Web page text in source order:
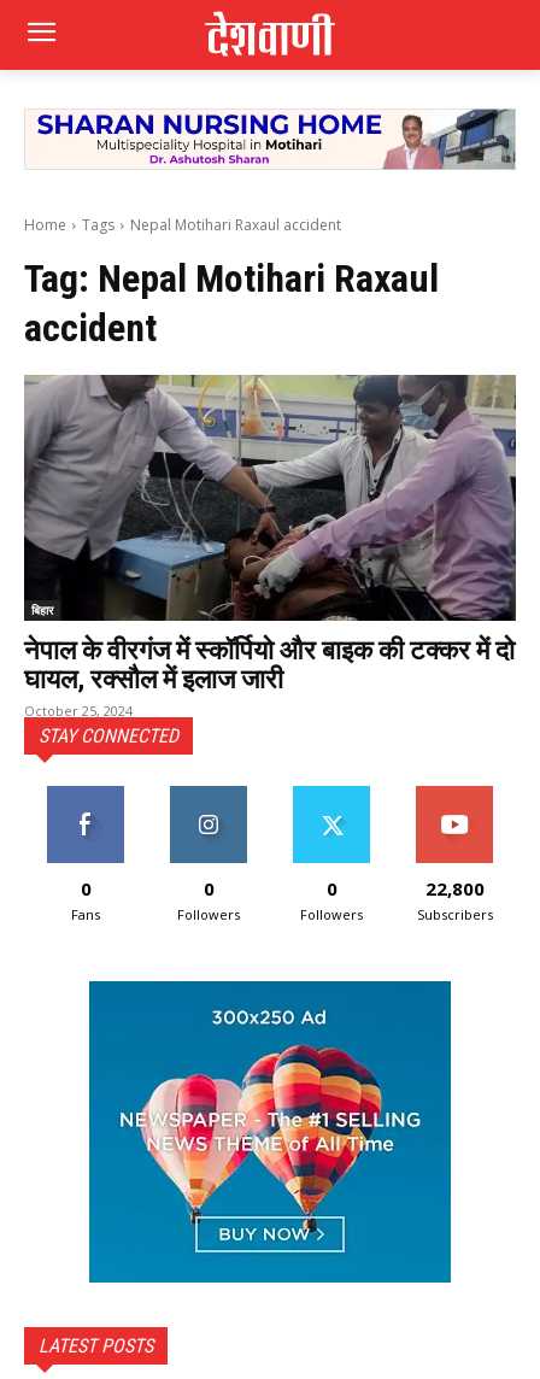
Home Tags Nepal Motihari Raxaul accident
Tag: Nepal Motihari Raxaul
accident
बिहार
नेपाल के वीरगंज में स्कॉर्पियो और बाइक की टक्कर में दो
घायल, रक्सौल में इलाज जारी
October 25, 2024
STAY CONNECTED
0
Fans
0
Followers
0
Followers
22,800
Subscribers
LATEST POSTS